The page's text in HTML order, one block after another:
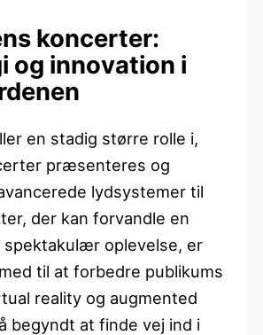
koncerter:
og innovation i
en stadig større rolle i,
præsenteres og
lydsystemer til
der kan forvandle en
oplevelse, er
til at forbedre publikums
reality og augmented
begyndt at finde vej ind i